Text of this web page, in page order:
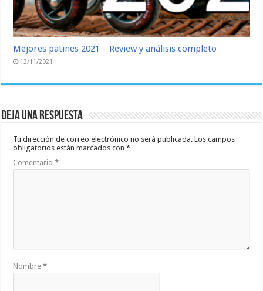
Mejores patines 2021 – Review y análisis completo
13/11/2021
Deja una respuesta
Tu dirección de correo electrónico no será publicada. Los campos
obligatorios están marcados con*
Comentario*
Nombre*